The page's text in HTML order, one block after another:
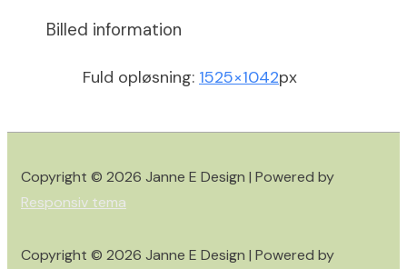
Billed information
Fuld opløsning: 1525×1042px
Copyright © 2026 Janne E Design | Powered by
Responsiv tema
Copyright © 2026 Janne E Design | Powered by